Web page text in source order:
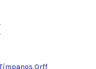
Orff